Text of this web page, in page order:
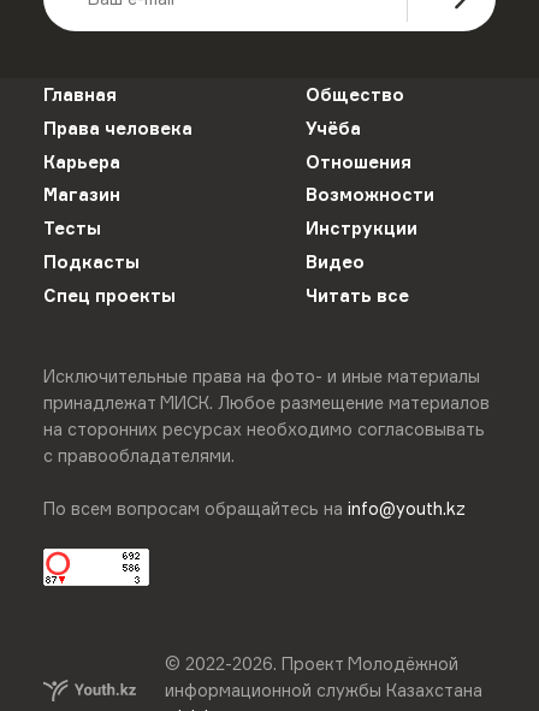
Главная
Общество
Права человека
Учёба
Карьера
Отношения
Магазин
Возможности
Тесты
Инструкции
Подкасты
Видео
Спец проекты
Читать все
Исключительные права на фото- и иные материалы
принадлежат МИСК. Любое размещение материалов
на сторонних ресурсах необходимо согласовывать
с правообладателями.
По всем вопросам обращайтесь на info@youth.kz
© 2022-2026.Проект Молодёжной
информационной службы Казахстана